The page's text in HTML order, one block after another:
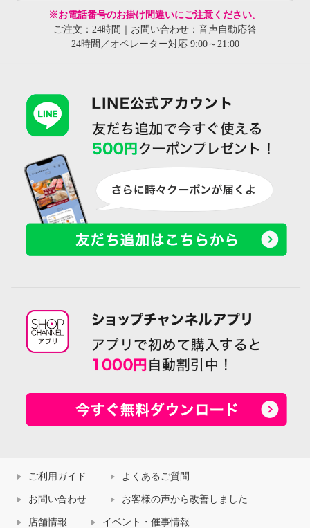
※お電話番号のお掛け間違いにご注意ください。
ご注文：24時間｜お問い合わせ：音声自動応答
24時間／オペレーター対応 9:00～21:00
ご利用ガイド よくあるご質問
お問い合わせ お客様の声から改善しました
店舗情報 イベント・催事情報